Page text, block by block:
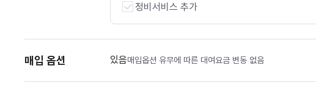
정비서비스 추가
매입 옵션 있음매입옵션 유무에 따른 대여요금 변동 없음